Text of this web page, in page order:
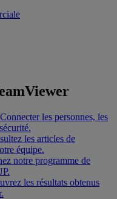
Connecter les personnes, les
les articles de
équipe.
notre programme de
les résultats obtenus